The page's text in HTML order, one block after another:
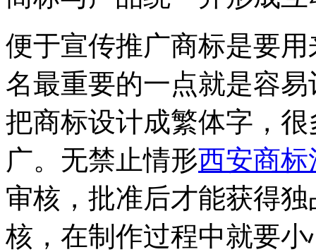
便于宣传推广商标是要
名最重要的一点就是容
把商标设计成繁体字，
广。无禁止情形西安商标
审核，批准后才能获得
核，在制作过程中就要